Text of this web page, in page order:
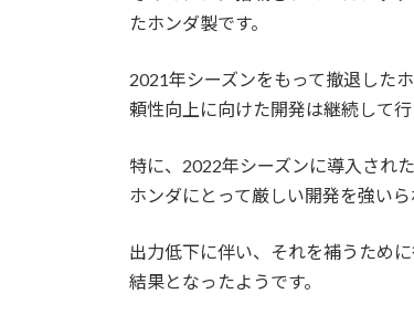
たホンダ製です。
2021年シーズンをもって撤退した
頼性向上に向けた開発は継続して行
特に、2022年シーズンに導入され
ホンダにとって厳しい開発を強いら
出力低下に伴い、それを補うため
結果となったようです。